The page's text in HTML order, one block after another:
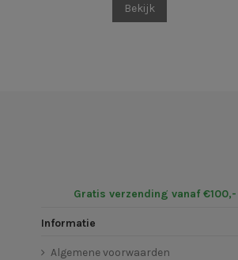
Bekijk
Gratis verzending vanaf €100,-
Informatie
Algemene voorwaarden